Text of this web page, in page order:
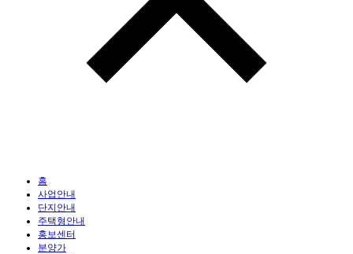
홈
사업안내
단지안내
주택형안내
홍보센터
분양가